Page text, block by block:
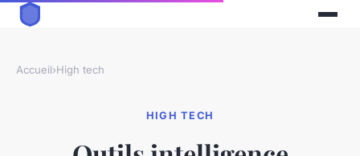
Accueil›High tech
HIGH TECH